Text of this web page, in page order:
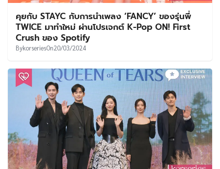
คุยกับ STAYC กับการนำเพลง ‘FANCY’ ของรุ่นพี่
TWICE มาทำใหม่ ผ่านโปรเจกต์ K-Pop ON! First
Crush ของ Spotify
BykorseriesOn20/03/2024